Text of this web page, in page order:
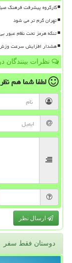
کارگروه پیشرفت فرهنگ
تهران گرم تر می شود
تنگه هرمز تحت نظام عبور
هشدار افزایش سرعت وزش
نظرات بینندگان
لطفا شما هم
ارسال نظر
دوستان فقط سفر